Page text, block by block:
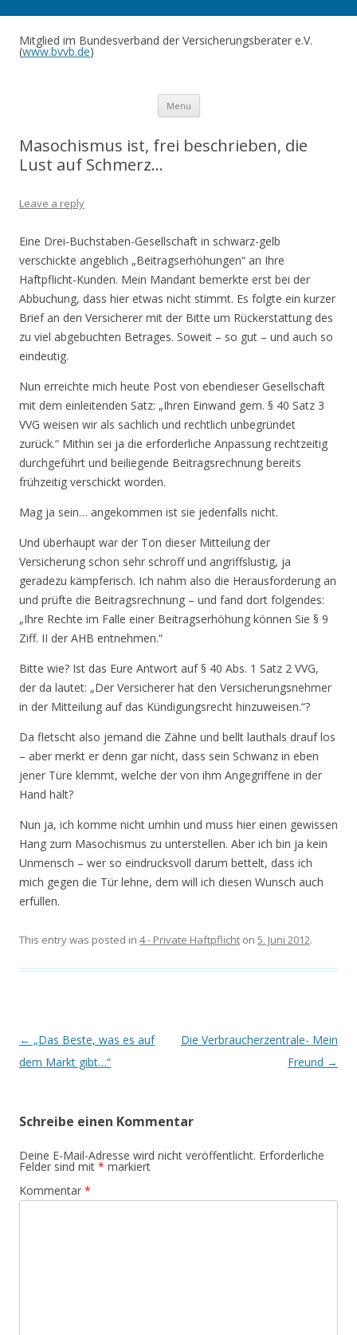
Mitglied im Bundesverband der Versicherungsberater e.V.
(www.bvvb.de)
Menu Skip to content
Masochismus ist, frei beschrieben, die
Lust auf Schmerz…
Leave a reply
Eine Drei-Buchstaben-Gesellschaft in schwarz-gelb
verschickte angeblich „Beitragserhöhungen“ an Ihre
Haftpflicht-Kunden. Mein Mandant bemerkte erst bei der
Abbuchung, dass hier etwas nicht stimmt. Es folgte ein kurzer
Brief an den Versicherer mit der Bitte um Rückerstattung des
zu viel abgebuchten Betrages. Soweit – so gut – und auch so
eindeutig.
Nun erreichte mich heute Post von ebendieser Gesellschaft
mit dem einleitenden Satz: „Ihren Einwand gem. § 40 Satz 3
VVG weisen wir als sachlich und rechtlich unbegründet
zurück.“ Mithin sei ja die erforderliche Anpassung rechtzeitig
durchgeführt und beiliegende Beitragsrechnung bereits
frühzeitig verschickt worden.
Mag ja sein… angekommen ist sie jedenfalls nicht.
Und überhaupt war der Ton dieser Mitteilung der
Versicherung schon sehr schroff und angriffslustig, ja
geradezu kämpferisch. Ich nahm also die Herausforderung an
und prüfte die Beitragsrechnung – und fand dort folgendes:
„Ihre Rechte im Falle einer Beitragserhöhung können Sie § 9
Ziff. II der AHB entnehmen.“
Bitte wie? Ist das Eure Antwort auf § 40 Abs. 1 Satz 2 VVG,
der da lautet: „Der Versicherer hat den Versicherungsnehmer
in der Mitteilung auf das Kündigungsrecht hinzuweisen.“?
Da fletscht also jemand die Zähne und bellt lauthals drauf los
– aber merkt er denn gar nicht, dass sein Schwanz in eben
jener Türe klemmt, welche der von ihm Angegriffene in der
Hand hält?
Nun ja, ich komme nicht umhin und muss hier einen gewissen
Hang zum Masochismus zu unterstellen. Aber ich bin ja kein
Unmensch – wer so eindrucksvoll darum bettelt, dass ich
mich gegen die Tür lehne, dem will ich diesen Wunsch auch
erfüllen.
This entry was posted in 4 - Private Haftpflicht on 5. Juni 2012.
Post navigation
← „Das Beste, was es auf
dem Markt gibt…“
Die Verbraucherzentrale- Mein
Freund →
Schreibe einen Kommentar
Deine E-Mail-Adresse wird nicht veröffentlicht. Erforderliche
Felder sind mit * markiert
Kommentar *